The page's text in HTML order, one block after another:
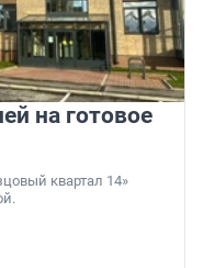
на готовое
квартал 14»